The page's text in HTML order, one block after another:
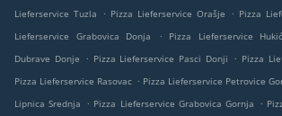
Lieferservice Tuzla
. Pizza Lieferservice Orašje . Pizza
Lieferservice Grabovica Donja
. Pizza Lieferservice
Dubrave Donje
. Pizza Lieferservice Pasci Donji . Pizza
Pizza Lieferservice Rasovac . Pizza Lieferservice Petrovice
Lipnica Srednja
. Pizza Lieferservice Grabovica Gornja .